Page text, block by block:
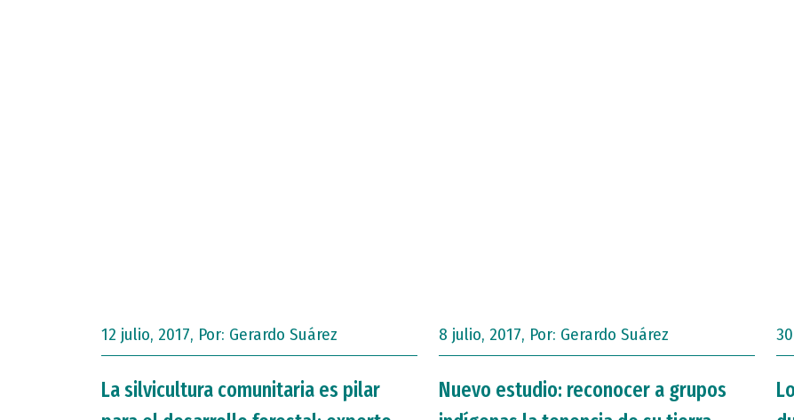
12 julio, 2017, Por: Gerardo Suárez
La silvicultura comunitaria es pilar
8 julio, 2017, Por: Gerardo Suárez
Nuevo estudio: reconocer a grupos